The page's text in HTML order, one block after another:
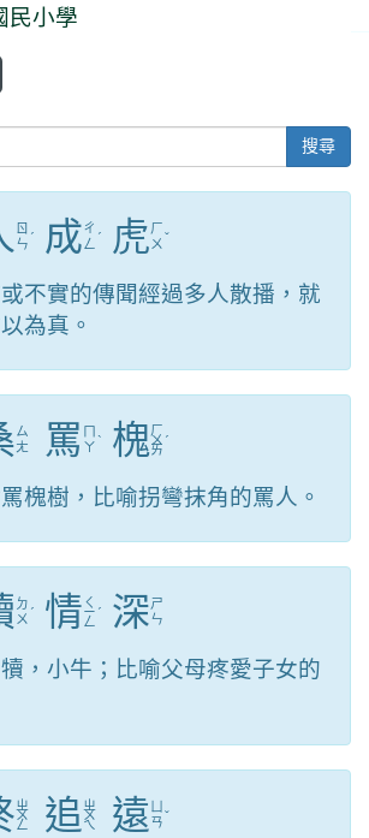
搜尋
ㄖ
ㄣ ˊ 成ㄔ
ㄥ ˊ 虎ㄏ
ㄨ ˇ
不實的傳聞經過多人散播，就
為真。
ㄙ
ㄤ
罵 ㄇ
ㄚˋ 槐ㄏ
ㄨ
ㄞ
ˊ
槐樹，比喻拐彎抹角的罵人。
ㄉ
ㄨ ˊ 情 ㄑ
ㄧ
ㄥ
ˊ 深ㄕ
ㄣ
，小牛；比喻父母疼愛子女的
ㄓ
ㄨ
ㄥ 追 ㄓ
ㄨ
ㄟ 遠 ㄢˇ